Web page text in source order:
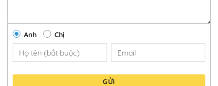
Anh Chị
GỬI